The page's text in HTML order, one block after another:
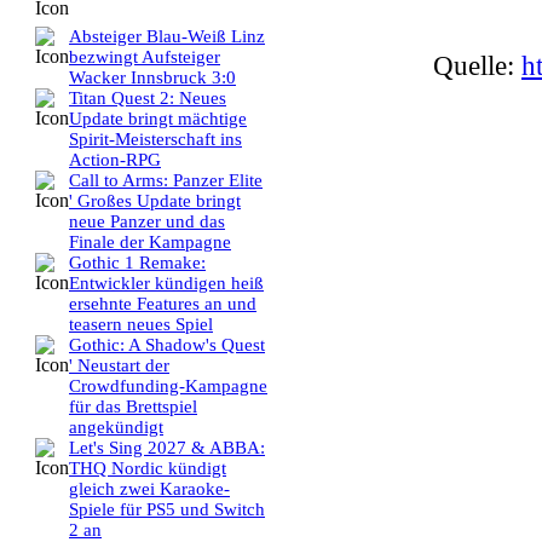
Absteiger Blau-Weiß Linz
bezwingt Aufsteiger
Wacker Innsbruck 3:0
Titan Quest 2: Neues
Update bringt mächtige
Spirit-Meisterschaft ins
Action-RPG
Call to Arms: Panzer Elite
' Großes Update bringt
neue Panzer und das
Finale der Kampagne
Gothic 1 Remake:
Entwickler kündigen heiß
ersehnte Features an und
teasern neues Spiel
Gothic: A Shadow's Quest
' Neustart der
Crowdfunding-Kampagne
für das Brettspiel
angekündigt
Let's Sing 2027 & ABBA:
THQ Nordic kündigt
gleich zwei Karaoke-
Spiele für PS5 und Switch
2 an
Quelle: